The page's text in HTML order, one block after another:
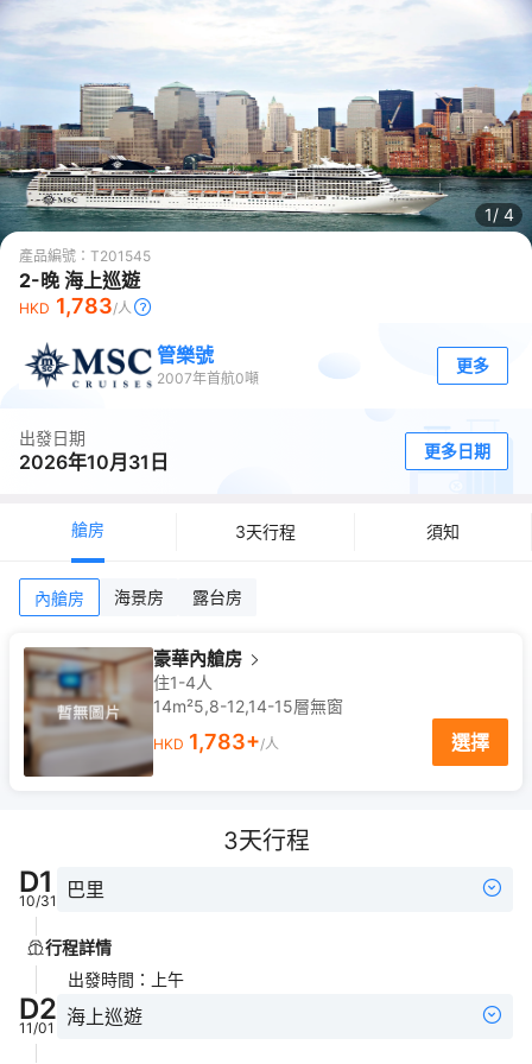
1/ 4
產品編號： T201545
2-晚 海上巡遊
HKD 1,783/人
管樂號
2007年首航0噸
更多
出發日期
2026年10月31日 更多日期
艙房 3天行程 須知
內艙房 海景房 露台房
豪華內艙房
住1-4人
14m²5,8-12,14-15層無窗
HKD 1,783+/人 選擇
3天行程
D1
10/31 巴里
行程詳情
出發時間 ： 上午
D2
11/01 海上巡遊